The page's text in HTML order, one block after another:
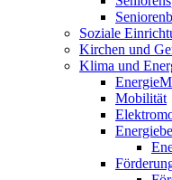
Soziale
Kirchen und
Klima und
Mobilität